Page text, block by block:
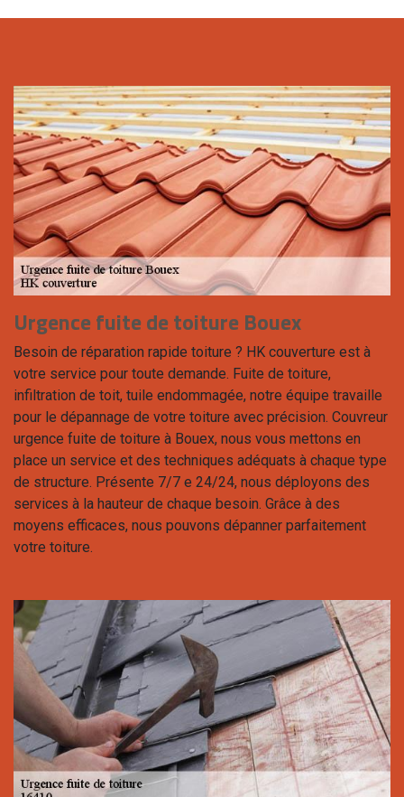
Urgence fuite de toiture Bouex
Besoin de réparation rapide toiture ? HK couverture est à
votre service pour toute demande. Fuite de toiture,
infiltration de toit, tuile endommagée, notre équipe travaille
pour le dépannage de votre toiture avec précision. Couvreur
urgence fuite de toiture à Bouex, nous vous mettons en
place un service et des techniques adéquats à chaque type
de structure. Présente 7/7 e 24/24, nous déployons des
services à la hauteur de chaque besoin. Grâce à des
moyens efficaces, nous pouvons dépanner parfaitement
votre toiture.